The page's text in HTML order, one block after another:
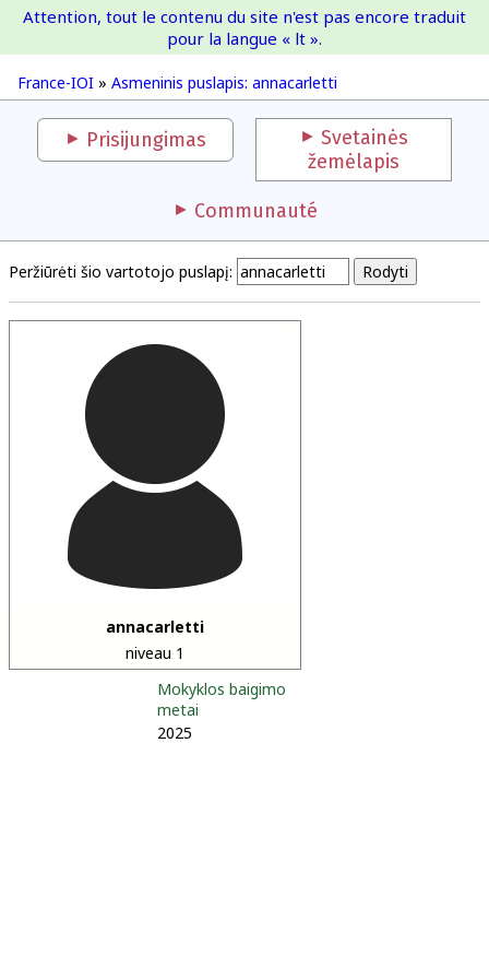
France-IOI
France-IOI » Asmeninis puslapis: annacarletti
Attention, tout le contenu du site n'est pas encore traduit
pour la langue « lt ».
Prisijungimas
Svetainės
žemėlapis
Communauté
Peržiūrėti šio vartotojo puslapį:
annacarletti
niveau 1
Mokyklos baigimo
metai
2025